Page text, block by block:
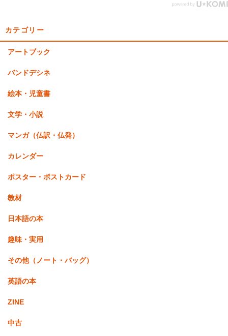
カテゴリー
アートブック
バンドデシネ
絵本・児童書
文学・小説
マンガ（仏訳・仏発）
カレンダー
ポスター・ポストカード
教材
日本語の本
趣味・実用
その他（ノート・バッグ）
英語の本
ZINE
中古